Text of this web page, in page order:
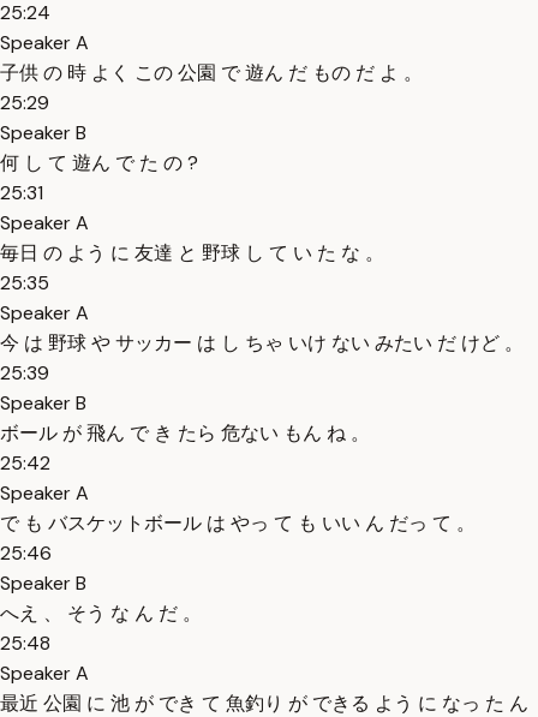
25:24
Speaker A
子供 の 時 よく この 公園 で 遊ん だ もの だ よ 。
25:29
Speaker B
何 し て 遊ん で た の ?
25:31
Speaker A
毎日 の よう に 友達 と 野球 し て い た な 。
25:35
Speaker A
今 は 野球 や サッカー は し ちゃ いけ ない みたい だ けど 。
25:39
Speaker B
ボール が 飛ん で き たら 危ない もん ね 。
25:42
Speaker A
で も バスケットボール は やっ て も いい ん だっ て 。
25:46
Speaker B
へえ 、 そう な ん だ 。
25:48
Speaker A
最近 公園 に 池 が でき て 魚釣り が できる よう に なっ た ん